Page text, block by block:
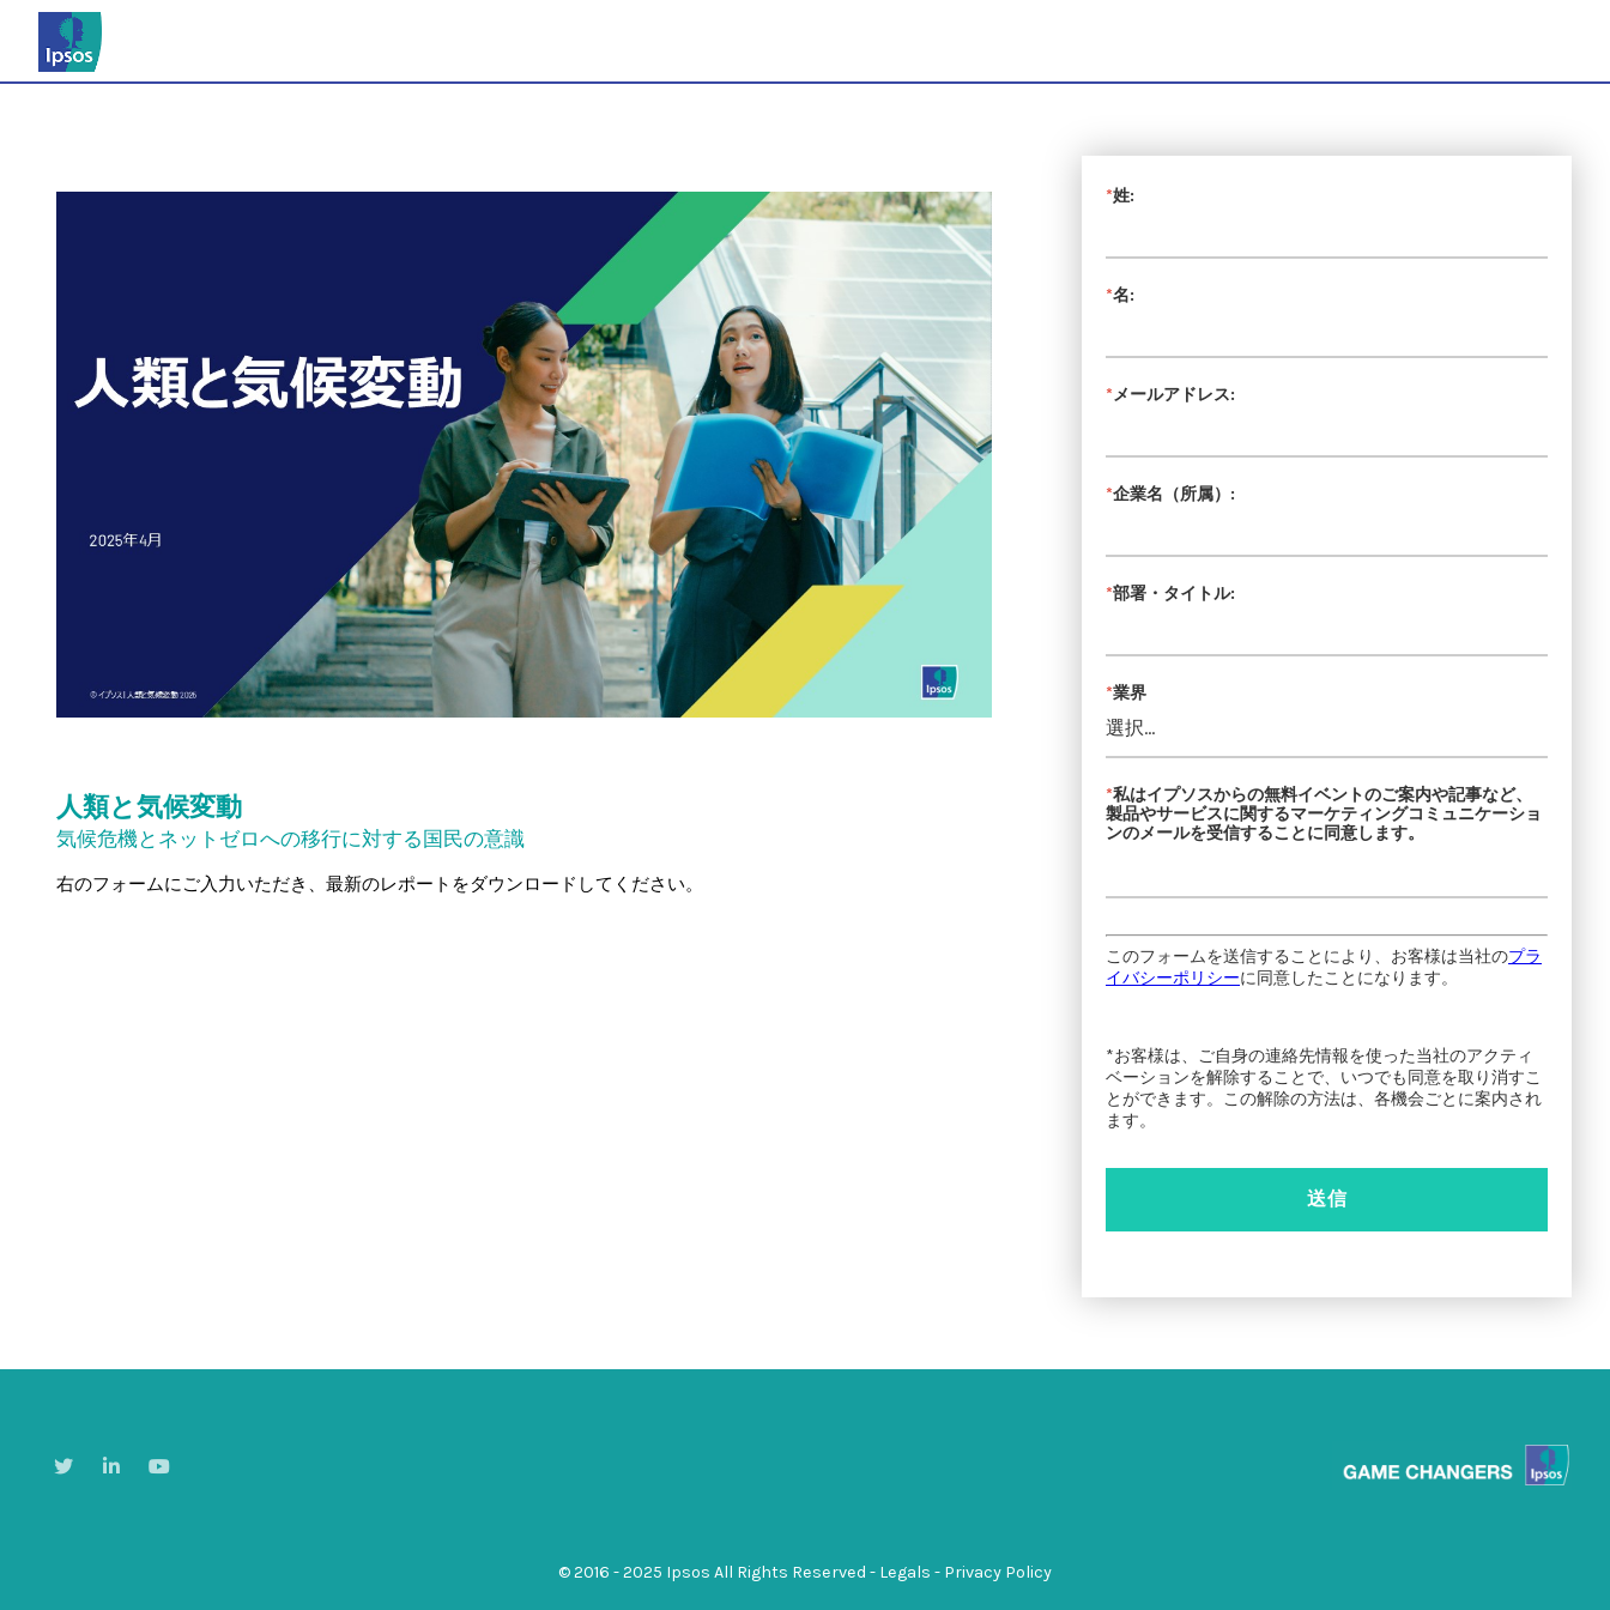
人類と気候変動
気候危機とネットゼロへの移行に対する国民の意識
右のフォームにご入力いただき、最新のレポートをダウンロードしてください。
*姓:
*名:
*メールアドレス:
*企業名（所属）:
*部署・タイトル:
*業界
*私はイプソスからの無料イベントのご案内や記事など、
製品やサービスに関するマーケティングコミュニケーショ
ンのメールを受信することに同意します。
このフォームを送信することにより、お客様は当社のプラ
イバシーポリシーに同意したことになります。
*お客様は、ご自身の連絡先情報を使った当社のアクティ
ベーションを解除することで、いつでも同意を取り消すこ
とができます。この解除の方法は、各機会ごとに案内され
ます。
送信
© 2016 - 2025 Ipsos All Rights Reserved - Legals - Privacy Policy